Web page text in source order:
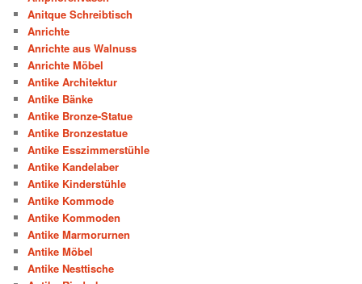
Anitque Schreibtisch
Anrichte
Anrichte aus Walnuss
Anrichte Möbel
Antike Architektur
Antike Bänke
Antike Bronze-Statue
Antike Bronzestatue
Antike Esszimmerstühle
Antike Kandelaber
Antike Kinderstühle
Antike Kommode
Antike Kommoden
Antike Marmorurnen
Antike Möbel
Antike Nesttische